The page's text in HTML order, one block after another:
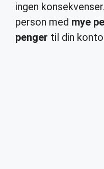
ingen
person med mye
penger til din